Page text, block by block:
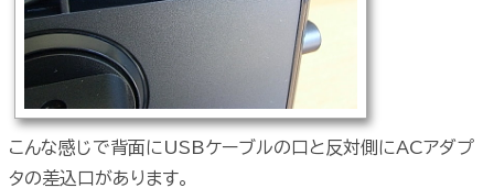
こんな感じで背面にUSBケーブルの口と反対側にACアダプ
タの差込口があります。